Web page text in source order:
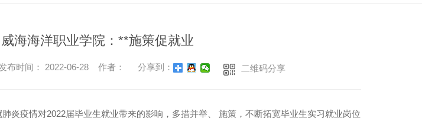
威海海洋职业学院：**施策促就业
布时间： 2022-06-28 作者： 分享到： 二维码分享
炎疫情对2022届毕业生就业带来的影响，多措并举、 施策，不断拓宽毕业生实习就业岗位